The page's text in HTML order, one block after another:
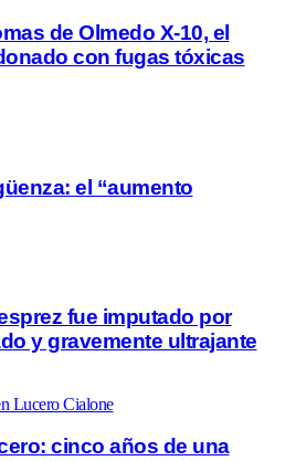
de Olmedo X-10, el
con fugas tóxicas
el “aumento
fue imputado por
y gravemente ultrajante
cinco años de una